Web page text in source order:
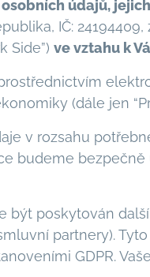
údajů, jejich
IČ:
Side”) ve vztahu k
(dále jen
v rozsahu
budeme
být poskytován
partnery).
GDPR.